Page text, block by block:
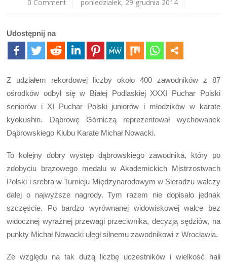
0 Comment poniedziałek, 29 grudnia 2014
Udostępnij na
Z udziałem rekordowej liczby około 400 zawodników z 87
ośrodków odbył się w Białej Podlaskiej XXXI Puchar Polski
seniorów i XI Puchar Polski juniorów i młodzików w karate
kyokushin. Dąbrowę Górniczą reprezentował wychowanek
Dąbrowskiego Klubu Karate Michał Nowacki.
To kolejny dobry występ dąbrowskiego zawodnika, który po
zdobyciu brązowego medalu w Akademickich Mistrzostwach
Polski i srebra w Turnieju Międzynarodowym w Sieradzu walczy
dalej o najwyższe nagrody. Tym razem nie dopisało jednak
szczęście. Po bardzo wyrównanej widowiskowej walce bez
widocznej wyrażnej przewagi przeciwnika, decyzją sędziów, na
punkty Michał Nowacki uległ silnemu zawodnikowi z Wrocławia.
Ze względu na tak dużą liczbę uczestników i wielkość hali